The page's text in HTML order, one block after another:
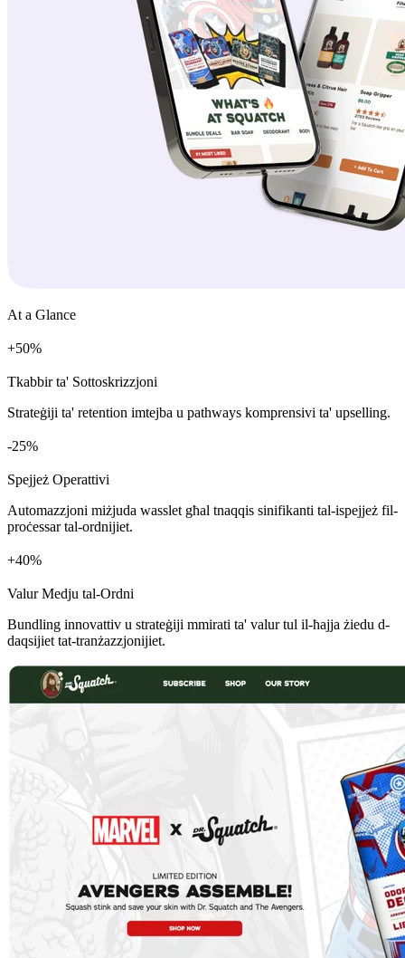
At a Glance
+ %
Tkabbir ta' Sottoskrizzjoni
Strateġiji ta' retention imtejba u pathways komprensivi ta' upselling.
%
Spejjeż Operattivi
Automazzjoni miżjuda wasslet għal tnaqqis sinifikanti tal-ispejjeż fil-
proċessar tal-ordnijiet.
+ %
Valur Medju tal-Ordni
Bundling innovattiv u strateġiji mmirati ta' valur tul il-ħajja żiedu d-
daqsijiet tat-tranżazzjonijiet.